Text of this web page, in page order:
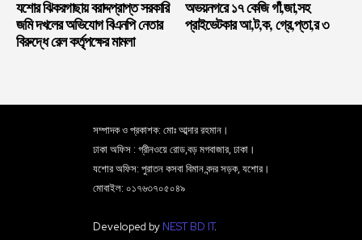
যশোর ঝিকরগাছায় বরাদ্দপ্রাপ্ত সরকারি
জমি দখলের অভিযোগ বিএনপি নেতার
বিরুদ্ধে রেল কর্তৃপক্ষের মামলা
অভয়নগরে ১৭ কেজি গাঁ,জা,সহ
প্রাইভেটকার আ,ট,ক, গ্রে,প্তা,র ৩
সম্পাদক ও প্রকাশক: মোঃ আব্দার রহমান।
ঢাকা অফিস : গ্রীনওয়ে রোড,বড় মগবাজার, ঢাকা।
যশোর অফিস: পুরাতন কসবা বিমান বন্দর সড়ক, যশোর।
মোবাইল: ০১৭৬৩৭০৫০৪৯
Developed by NEST BD IT.